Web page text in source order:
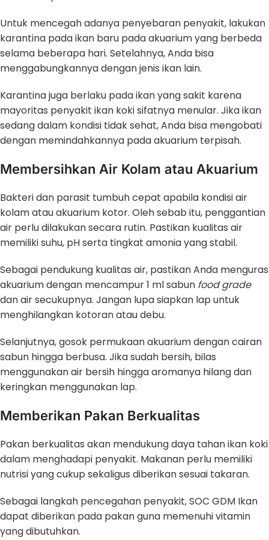
Untuk mencegah adanya penyebaran penyakit, lakukan
karantina pada ikan baru pada akuarium yang berbeda
selama beberapa hari. Setelahnya, Anda bisa
menggabungkannya dengan jenis ikan lain.
Karantina juga berlaku pada ikan yang sakit karena
mayoritas penyakit ikan koki sifatnya menular. Jika ikan
sedang dalam kondisi tidak sehat, Anda bisa mengobati
dengan memindahkannya pada akuarium terpisah.
Membersihkan Air Kolam atau Akuarium
Bakteri dan parasit tumbuh cepat apabila kondisi air
kolam atau akuarium kotor. Oleh sebab itu, penggantian
air perlu dilakukan secara rutin. Pastikan kualitas air
memiliki suhu, pH serta tingkat amonia yang stabil.
Sebagai pendukung kualitas air, pastikan Anda menguras
akuarium dengan mencampur 1 ml sabun food grade
dan air secukupnya. Jangan lupa siapkan lap untuk
menghilangkan kotoran atau debu.
Selanjutnya, gosok permukaan akuarium dengan cairan
sabun hingga berbusa. Jika sudah bersih, bilas
menggunakan air bersih hingga aromanya hilang dan
keringkan menggunakan lap.
Memberikan Pakan Berkualitas
Pakan berkualitas akan mendukung daya tahan ikan koki
dalam menghadapi penyakit. Makanan perlu memiliki
nutrisi yang cukup sekaligus diberikan sesuai takaran.
Sebagai langkah pencegahan penyakit, SOC GDM Ikan
dapat diberikan pada pakan guna memenuhi vitamin
yang dibutuhkan.